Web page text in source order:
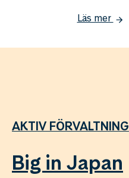
Läs mer
AKTIV FÖRVALTNING
Big in Japan